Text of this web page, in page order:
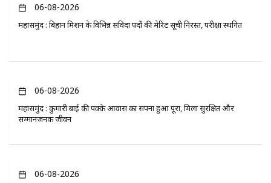
06-08-2026
महासमुंद : बिहान मिशन के विभिन्न संविदा पदों की मेरिट सूची निरस्त, परीक्षा स्थगित
06-08-2026
महासमुंद : कुमारी बाई की पक्के आवास का सपना हुआ पूरा, मिला सुरक्षित और
सम्मानजनक जीवन
06-08-2026